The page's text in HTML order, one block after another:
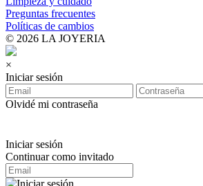
Preguntas frecuentes
Políticas de cambios
© 2026 LA JOYERIA
×
Iniciar sesión
Olvidé mi contraseña
Iniciar sesión
Continuar como invitado